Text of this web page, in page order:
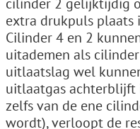
extra drukpuls
Cilinder 4 en 2
uitademen als
uitlaatslag wel
uitlaatgas achterblijft
zelfs van de ene
wordt), verloopt de